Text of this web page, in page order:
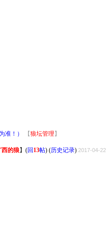
准！）
【狼坛管理 】
西的狼】(回 13帖) (历史记录)2017-04-22